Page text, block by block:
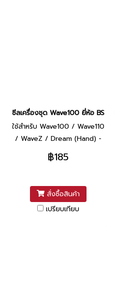
ซีลเครื่องชุด Wave100 ยี่ห้อ BS
ใช้สำหรับ Wave100 / Wave110
/ WaveZ / Dream (Hand) -
ซีลจานไฟ #30-42-4.5 - ซีล
จานไฟ #18.9-28-5 - ซีลสเตอร์
#13.7-24-5 - ซีลเกียร์ #11.6-
24-10
฿185
สั่งซื้อสินค้า
เปรียบเทียบ